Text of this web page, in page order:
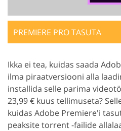
PREMIERE PRO TASUTA
Ikka ei tea, kuidas saada
ilma piraatversiooni alla
installida selle parima
23,99 € kuus tellimuseta?
kuidas Adobe Premiere'i
peaksite torrent -failide